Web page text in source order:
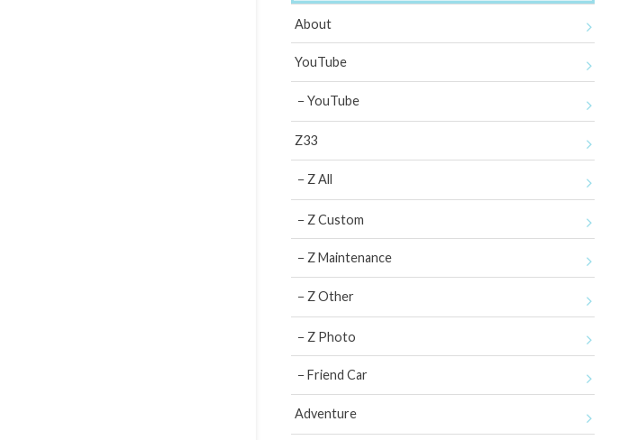
About
YouTube
YouTube
Z33
Z All
Z Custom
Z Maintenance
Z Other
Z Photo
Friend Car
Adventure